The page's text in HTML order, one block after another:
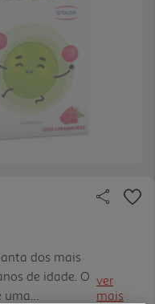
dos mais
de idade. O
uma
ver
mais